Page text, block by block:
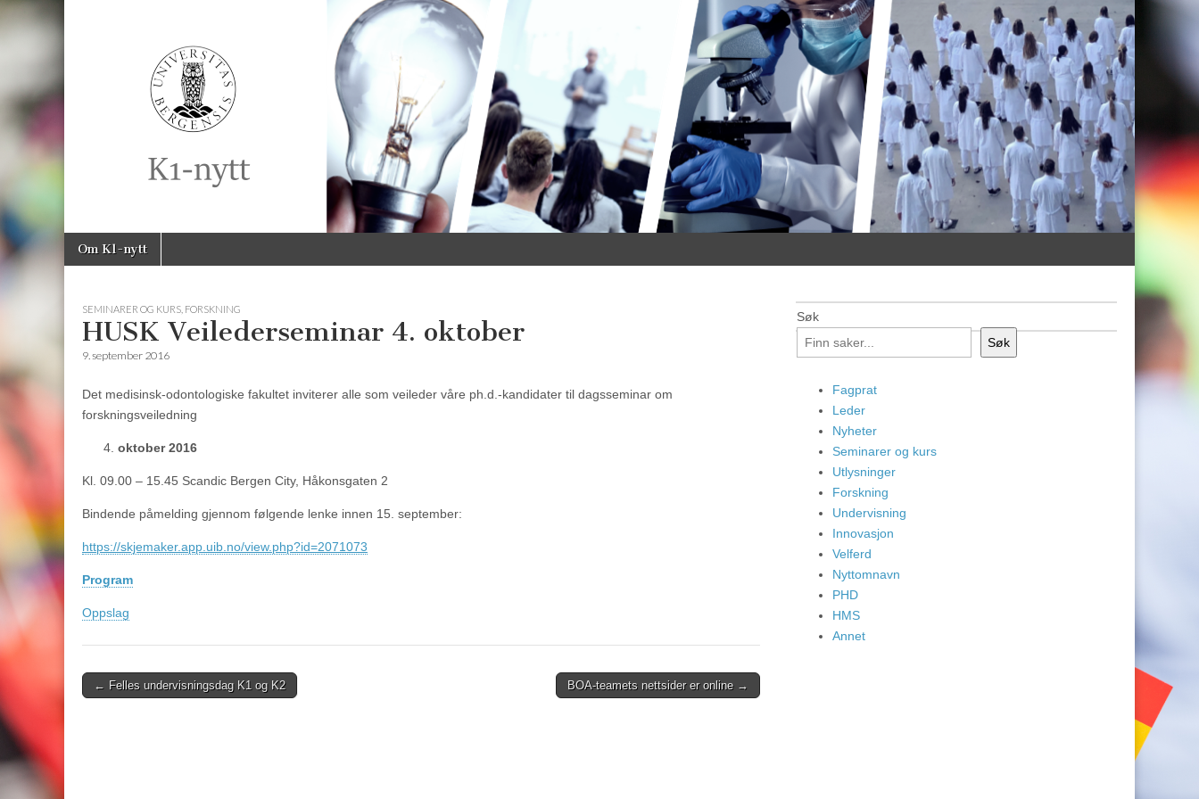
K1-
Nytt
Main
menu
Skip
Om K1-nytt
SEMINARER OG KURS FORSKNING
HUSK Veilederseminar 4. oktober
9. september 2016
Det medisinsk-odontologiske fakultet inviterer alle som veileder våre ph.d.-kandidater til dagsseminar om
forskningsveiledning
oktober 2016
Kl. 09.00 – 15.45 Scandic Bergen City, Håkonsgaten 2
Bindende påmelding gjennom følgende lenke innen 15. september:
https://skjemaker.app.uib.no/view.php?id=2071073
Program
Oppslag
Post
← Felles undervisningsdag K1 og K2 BOA-teamets nettsider er online →
Søk
Søk
Fagprat
Leder
Nyheter
Seminarer og kurs
Utlysninger
Forskning
Undervisning
Innovasjon
Velferd
Nyttomnavn
PHD
HMS
Annet